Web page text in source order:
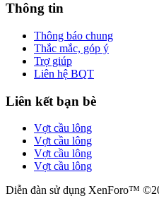
Thông tin
Thông báo chung
Thắc mắc, góp ý
Trợ giúp
Liên hệ BQT
Liên kết bạn bè
Vợt cầu lông
Vợt cầu lông
Vợt cầu lông
Vợt cầu lông
Diễn đàn sử dụng XenForo™